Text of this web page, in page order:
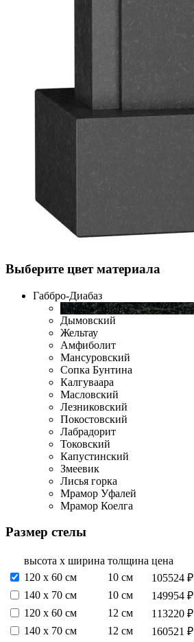
Выберите цвет материала
Габбро-Диабаз
Габбро-Диабаз
Дымовский
Жельтау
Амфиболит
Мансуровский
Сопка Бунтина
Калгуваара
Масловский
Лезниковский
Покостовский
Лабрадорит
Токовский
Капустинский
Змеевик
Лисья горка
Мрамор Уфалей
Мрамор Коелга
Размер стелы
высота х ширина толщина цена
120 х 60 см
10 см
105524 ₽
140 х 70 см
10 см
149954 ₽
120 х 60 см
12 см
113220 ₽
140 х 70 см
12 см
160521 ₽